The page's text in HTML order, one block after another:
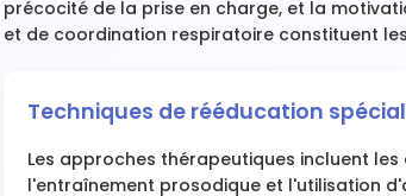
précocité de la prise en charge, et la
et de coordination respiratoire constituent
Techniques de rééducation
Les approches thérapeutiques incluent
l'entraînement prosodique et l'utilisation